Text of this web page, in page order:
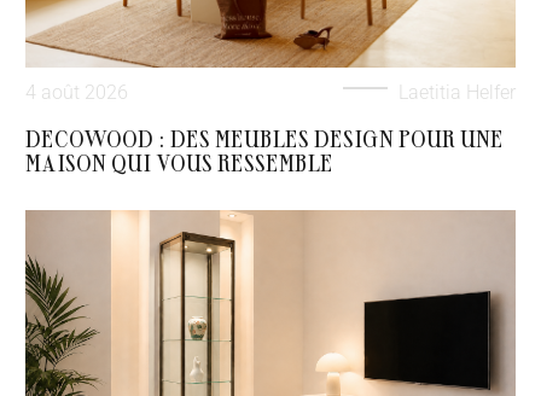
4 août 2026 Laetitia Helfer
DECOWOOD : DES MEUBLES DESIGN POUR UNE
MAISON QUI VOUS RESSEMBLE